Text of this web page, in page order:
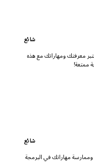
شائع
معرفتك ومهاراتك مع هذه
ممتعة!
شائع
في هذا المشروع، ستقوم بإنشاء User Class وممارسة مهاراتك في البرمجة